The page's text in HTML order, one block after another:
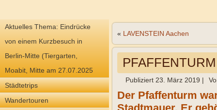
Aktuelles Thema: Eindrücke
von einem Kurzbesuch in
Berlin-Mitte (Tiergarten,
Moabit, Mitte am 27.07.2025
Städtetrips
Wandertouren
« LAVENSTEIN Aachen
Publiziert 23. März 2019 |
Der Pfaffenturm